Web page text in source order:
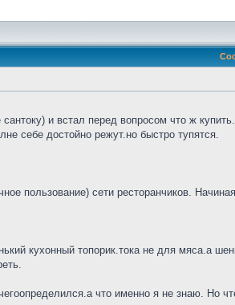
и встал перед вопросом что ж
себе достойно режут.но быстро тупятся.
пользование) сети ресторанчиков.
кухонный топорик.тока не для мяса.а
что именно я не знаю. Но